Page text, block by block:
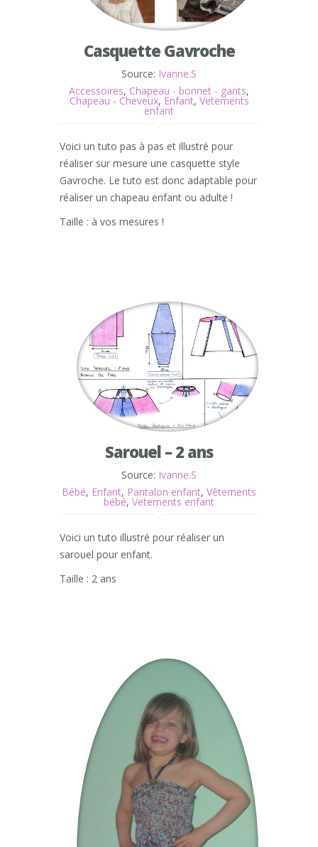
Casquette Gavroche
Source: Ivanne.S
Accessoires, Chapeau - bonnet - gants,
Chapeau - Cheveux, Enfant, Vetements
enfant
Voici un tuto pas à pas et illustré pour
réaliser sur mesure une casquette style
Gavroche. Le tuto est donc adaptable pour
réaliser un chapeau enfant ou adulte !
Taille : à vos mesures !
Sarouel – 2 ans
Source: Ivanne.S
Bébé, Enfant, Pantalon enfant, Vêtements
bébé, Vetements enfant
Voici un tuto illustré pour réaliser un
sarouel pour enfant.
Taille : 2 ans